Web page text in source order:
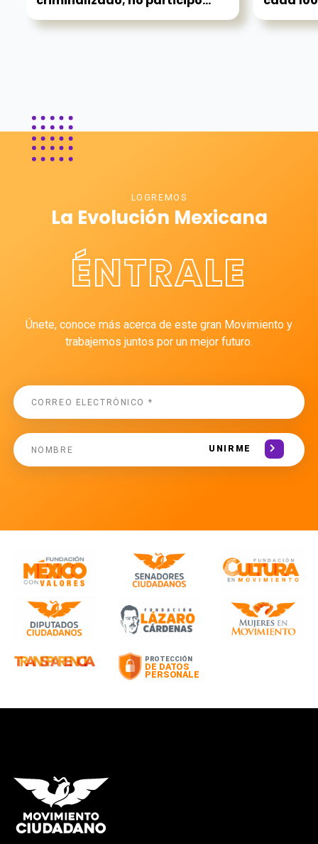
LOGREMOS
La Evolución Mexicana
ÉNTRALE
Únete, conoce más acerca de este gran Movimiento y
trabajemos juntos por un mejor futuro.
UNIRME